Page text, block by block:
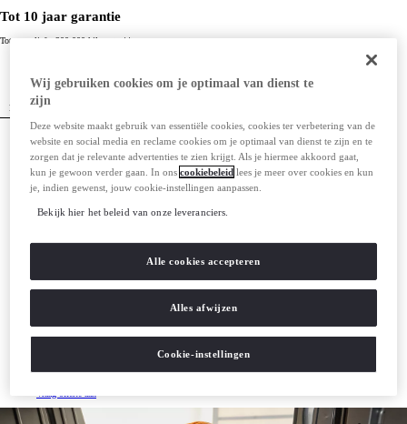
Tot 10 jaar garantie
Tot maar liefst 200.000 kilometer**
Selecteer jouw favoriete model en ontdek meer
Proace City EV
Nu met € 750,- extra inruilwaarde*
Leveren met vertrouwen
Wij gebruiken cookies om je optimaal van dienst te
zijn
Deze website maakt gebruik van essentiële cookies, cookies ter verbetering van de
website en social media en reclame cookies om je optimaal van dienst te zijn en te
zorgen dat je relevante advertenties te zien krijgt. Als je hiermee akkoord gaat,
kun je gewoon verder gaan. In onscookiebeleid lees je meer over cookies en kun
je, indien gewenst, jouw cookie-instellingen aanpassen.
Bekijk hier het beleid van onze leveranciers.
Cookie-instellingen
Alles afwijzen
Alle cookies accepteren